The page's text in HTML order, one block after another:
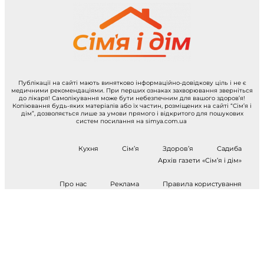
Публікації на сайті мають винятково інформаційно-довідкову ціль і не є
медичними рекомендаціями. При перших ознаках захворювання зверніться
до лікаря! Самолікування може бути небезпечним для вашого здоров’я!
Копіювання будь-яких матеріалів або їх частин, розміщених на сайті “Сім’я і
дім”, дозволяється лише за умови прямого і відкритого для пошукових
систем посилання на simya.com.ua
Кухня Сім’я Здоров’я
Садиба
Архів газети «Сім’я і дім»
Про нас Реклама
Правила користування